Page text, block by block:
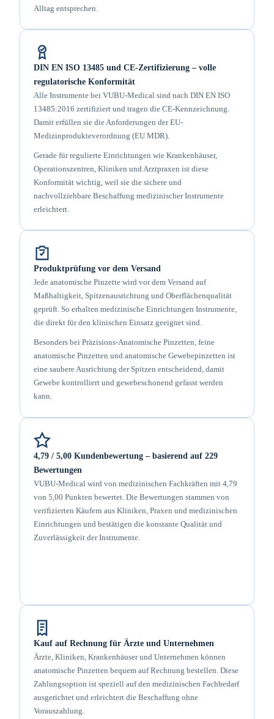
Alltag entsprechen.
DIN EN ISO 13485 und CE-Zertifizierung – volle
regulatorische Konformität
Alle Instrumente bei VUBU-Medical sind nach DIN EN ISO
13485:2016 zertifiziert und tragen die CE-Kennzeichnung.
Damit erfüllen sie die Anforderungen der EU-
Medizinprodukteverordnung (EU MDR).
Gerade für regulierte Einrichtungen wie Krankenhäuser,
Operationszentren, Kliniken und Arztpraxen ist diese
Konformität wichtig, weil sie die sichere und
nachvollziehbare Beschaffung medizinischer Instrumente
erleichtert.
Produktprüfung vor dem Versand
Jede anatomische Pinzette wird vor dem Versand auf
Maßhaltigkeit, Spitzenausrichtung und Oberflächenqualität
geprüft. So erhalten medizinische Einrichtungen Instrumente,
die direkt für den klinischen Einsatz geeignet sind.
Besonders bei Präzisions-Anatomische Pinzetten, feine
anatomische Pinzetten und anatomische Gewebepinzetten ist
eine saubere Ausrichtung der Spitzen entscheidend, damit
Gewebe kontrolliert und gewebeschonend gefasst werden
kann.
4,79 / 5,00 Kundenbewertung – basierend auf 229
Bewertungen
VUBU-Medical wird von medizinischen Fachkräften mit 4,79
von 5,00 Punkten bewertet. Die Bewertungen stammen von
verifizierten Käufern aus Kliniken, Praxen und medizinischen
Einrichtungen und bestätigen die konstante Qualität und
Zuverlässigkeit der Instrumente.
Kauf auf Rechnung für Ärzte und Unternehmen
Ärzte, Kliniken, Krankenhäuser und Unternehmen können
anatomische Pinzetten bequem auf Rechnung bestellen. Diese
Zahlungsoption ist speziell auf den medizinischen Fachbedarf
ausgerichtet und erleichtert die Beschaffung ohne
Vorauszahlung.